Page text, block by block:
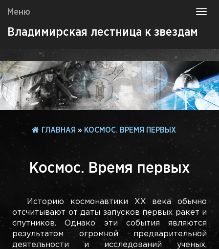
Меню
Владимирская лестница к звездам
ГЛАВНАЯ » КОСМОС. ВРЕМЯ ПЕРВЫХ
Космос. Время первых
Историю космонавтики ХХ века обычно
отсчитывают от даты запусков первых ракет и
спутников. Однако эти события являются
результатом огромной предварительной
деятельности и исследований ученых,